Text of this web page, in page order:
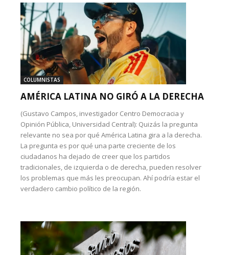
COLUMNISTAS
AMÉRICA LATINA NO GIRÓ A LA DERECHA
(Gustavo Campos, investigador Centro Democracia y
Opinión Pública, Universidad Central): Quizás la pregunta
relevante no sea por qué América Latina gira a la derecha.
La pregunta es por qué una parte creciente de los
ciudadanos ha dejado de creer que los partidos
tradicionales, de izquierda o de derecha, pueden resolver
los problemas que más les preocupan. Ahí podría estar el
verdadero cambio político de la región.